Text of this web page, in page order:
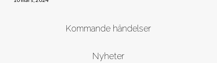
Kommande händelser
Nyheter